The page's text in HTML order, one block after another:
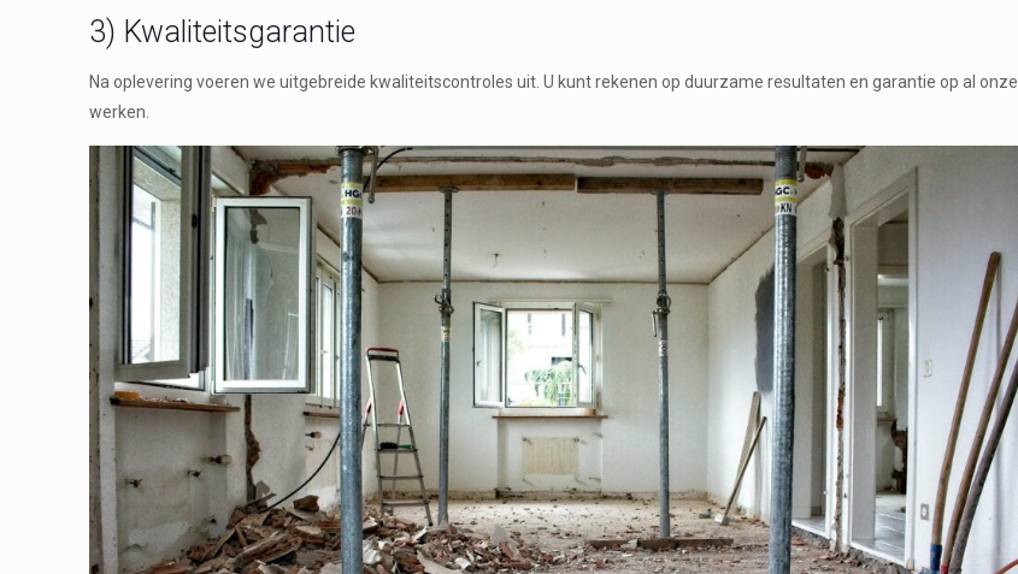
3) Kwaliteitsgarantie
Na oplevering voeren we uitgebreide kwaliteitscontroles uit. U kunt rekenen op duurzame resultaten en garantie op al onze
werken.